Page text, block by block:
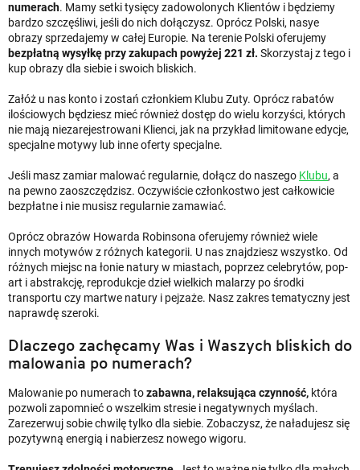
numerach. Mamy setki tysięcy zadowolonych Klientów i będziemy
bardzo szczęśliwi, jeśli do nich dołączysz. Oprócz Polski, nasye
obrazy sprzedajemy w całej Europie. Na terenie Polski oferujemy
bezpłatną wysyłkę przy zakupach powyżej 221 zł. Skorzystaj z tego i
kup obrazy dla siebie i swoich bliskich.
Załóż u nas konto i zostań członkiem Klubu Zuty. Oprócz rabatów
ilościowych będziesz mieć również dostęp do wielu korzyści, których
nie mają niezarejestrowani Klienci, jak na przykład limitowane edycje,
specjalne motywy lub inne oferty specjalne.
Jeśli masz zamiar malować regularnie, dołącz do naszego Klubu, a
na pewno zaoszczędzisz. Oczywiście członkostwo jest całkowicie
bezpłatne i nie musisz regularnie zamawiać.
Oprócz obrazów Howarda Robinsona oferujemy również wiele
innych motywów z różnych kategorii. U nas znajdziesz wszystko. Od
różnych miejsc na łonie natury w miastach, poprzez celebrytów, pop-
art i abstrakcję, reprodukcje dzieł wielkich malarzy po środki
transportu czy martwe natury i pejzaże. Nasz zakres tematyczny jest
naprawdę szeroki.
Dlaczego zachęcamy Was i Waszych bliskich do
malowania po numerach?
Malowanie po numerach tozabawna, relaksująca czynność, która
pozwoli zapomnieć o wszelkim stresie i negatywnych myślach.
Zarezerwuj sobie chwilę tylko dla siebie. Zobaczysz, że naładujesz się
pozytywną energią i nabierzesz nowego wigoru.